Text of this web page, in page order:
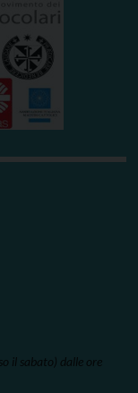
il sabato) dalle ore